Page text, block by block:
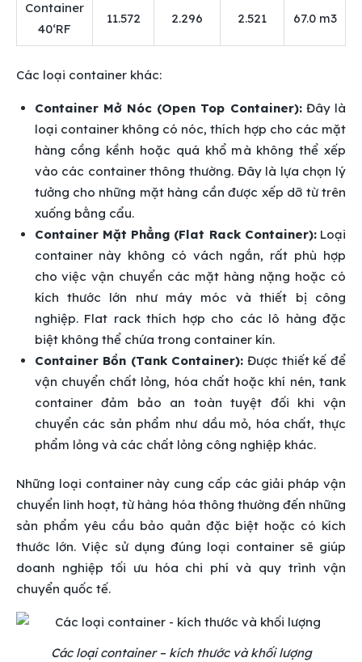
Container
40‘RF
11.572 2.296 2.521 67.0 m3
Các loại container khác:
Container Mở Nóc (Open Top Container):Đây là
loại container không có nóc, thích hợp cho các mặt
hàng cồng kềnh hoặc quá khổ mà không thể xếp
vào các container thông thường. Đây là lựa chọn lý
tưởng cho những mặt hàng cần được xếp dỡ từ trên
xuống bằng cẩu.
Container Mặt Phẳng (Flat Rack Container):Loại
container này không có vách ngắn, rất phù hợp
cho việc vận chuyển các mặt hàng nặng hoặc có
kích thước lớn như máy móc và thiết bị công
nghiệp. Flat rack thích hợp cho các lô hàng đặc
biệt không thể chứa trong container kín.
Container Bồn (Tank Container): Được thiết kế để
vận chuyển chất lỏng, hóa chất hoặc khí nén, tank
container đảm bảo an toàn tuyệt đối khi vận
chuyển các sản phẩm như dầu mỏ, hóa chất, thực
phẩm lỏng và các chất lỏng công nghiệp khác.
Những loại container này cung cấp các giải pháp vận
chuyển linh hoạt, từ hàng hóa thông thường đến những
sản phẩm yêu cầu bảo quản đặc biệt hoặc có kích
thước lớn. Việc sử dụng đúng loại container sẽ giúp
doanh nghiệp tối ưu hóa chi phí và quy trình vận
chuyển quốc tế.
Các loại container – kích thước và khối lượng